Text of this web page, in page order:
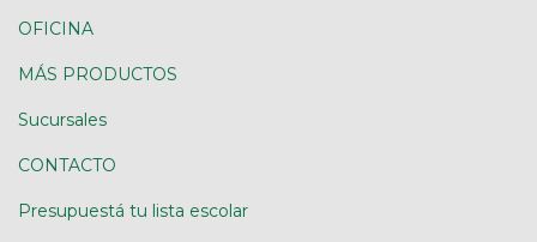
OFICINA
MÁS PRODUCTOS
Sucursales
CONTACTO
Presupuestá tu lista escolar